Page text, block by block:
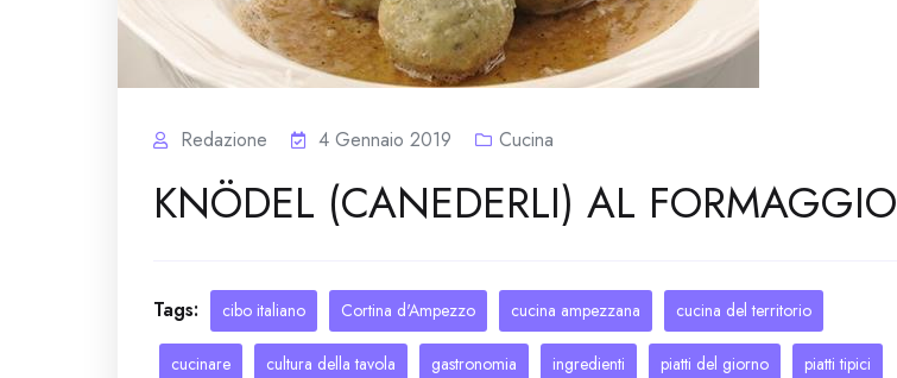
Redazione 4 Gennaio 2019 Cucina
KNÖDEL (CANEDERLI) AL FORMAGGIO
Tags: cibo italiano Cortina d'Ampezzo cucina ampezzana cucina del territorio
cucinare cultura della tavola gastronomia ingredienti piatti del giorno piatti tipici